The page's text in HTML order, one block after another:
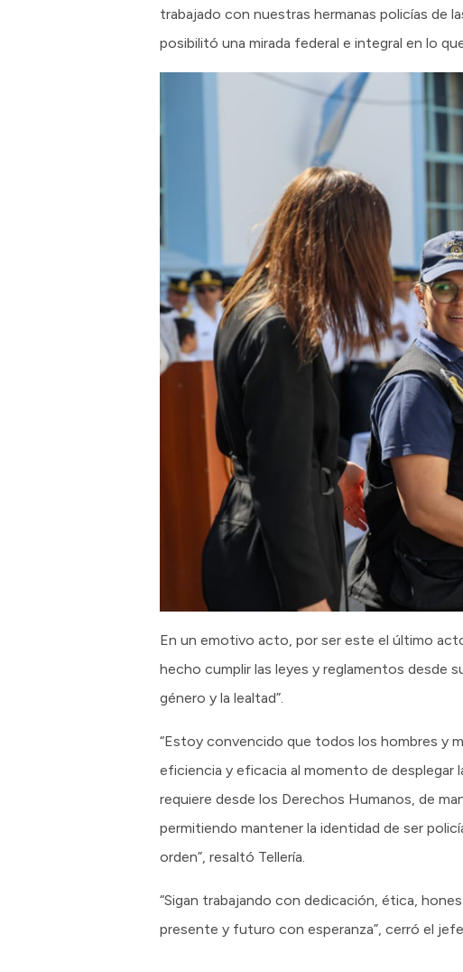
trabajado con nuestras hermanas policías de
posibilitó una mirada federal e integral en lo
En un emotivo acto, por ser este el último
hecho cumplir las leyes y reglamentos desde
género y la lealtad”.
“Estoy convencido que todos los hombres y
eficiencia y eficacia al momento de
requiere desde los Derechos Humanos, de
permitiendo mantener la identidad de ser
orden”, resaltó Tellería.
“Sigan trabajando con dedicación, ética,
presente y futuro con esperanza”, cerró el jefe